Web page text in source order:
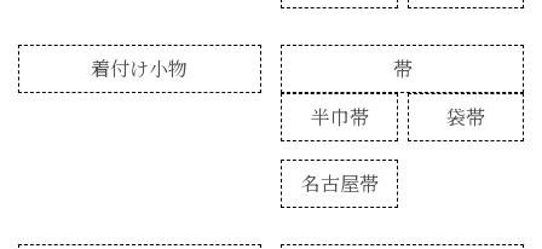
着付け小物
帯
半巾帯
袋帯
名古屋帯